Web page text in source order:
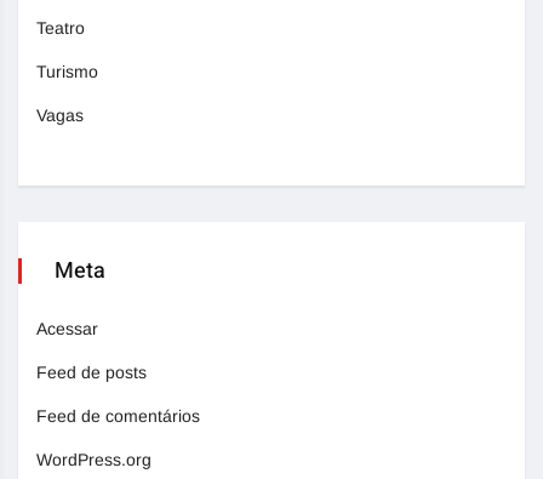
Teatro
Turismo
Vagas
Meta
Acessar
Feed de posts
Feed de comentários
WordPress.org